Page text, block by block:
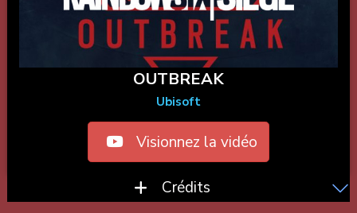
OUTBREAK
Ubisoft
Visionnez la vidéo
Crédits